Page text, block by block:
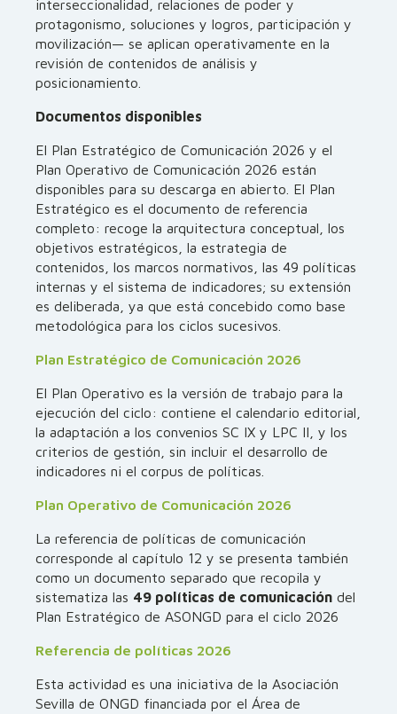
interseccionalidad, relaciones de poder y
protagonismo, soluciones y logros, participación y
movilización— se aplican operativamente en la
revisión de contenidos de análisis y
posicionamiento.
Documentos disponibles
El Plan Estratégico de Comunicación 2026 y el
Plan Operativo de Comunicación 2026 están
disponibles para su descarga en abierto. El Plan
Estratégico es el documento de referencia
completo: recoge la arquitectura conceptual, los
objetivos estratégicos, la estrategia de
contenidos, los marcos normativos, las 49 políticas
internas y el sistema de indicadores; su extensión
es deliberada, ya que está concebido como base
metodológica para los ciclos sucesivos.
Plan Estratégico de Comunicación 2026
El Plan Operativo es la versión de trabajo para la
ejecución del ciclo: contiene el calendario editorial,
la adaptación a los convenios SC IX y LPC II, y los
criterios de gestión, sin incluir el desarrollo de
indicadores ni el corpus de políticas.
Plan Operativo de Comunicación 2026
La referencia de políticas de comunicación
corresponde al capítulo 12 y se presenta también
como un documento separado que recopila y
sistematiza las 49 políticas de comunicación del
Plan Estratégico de ASONGD para el ciclo 2026
Referencia de políticas 2026
Esta actividad es una iniciativa de la Asociación
Sevilla de ONGD financiada por el Área de